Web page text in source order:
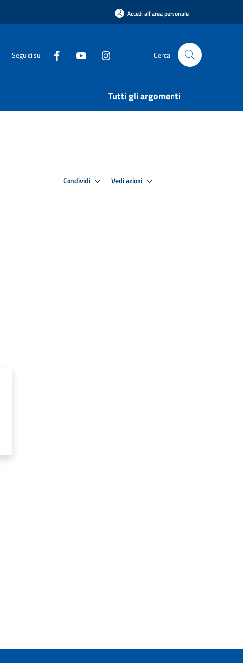
Accedi all'area personale
Seguici su Cerca
Tutti gli argomenti
Condividi Vedi azioni